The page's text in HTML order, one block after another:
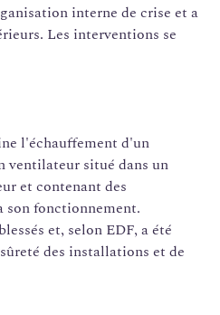
interne de crise et a
Les interventions se
l'échauffement d'un
ventilateur situé dans un
et contenant des
son fonctionnement.
et, selon EDF, a été
des installations et de